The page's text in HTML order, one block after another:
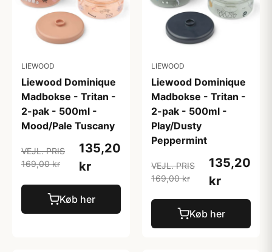
LIEWOOD
Liewood Dominique
Madbokse - Tritan -
2-pak - 500ml -
Mood/Pale Tuscany
VEJL. PRIS
169,00 kr
135,20
kr
Køb her
LIEWOOD
Liewood Dominique
Madbokse - Tritan -
2-pak - 500ml -
Play/Dusty
Peppermint
VEJL. PRIS
169,00 kr
135,20
kr
Køb her